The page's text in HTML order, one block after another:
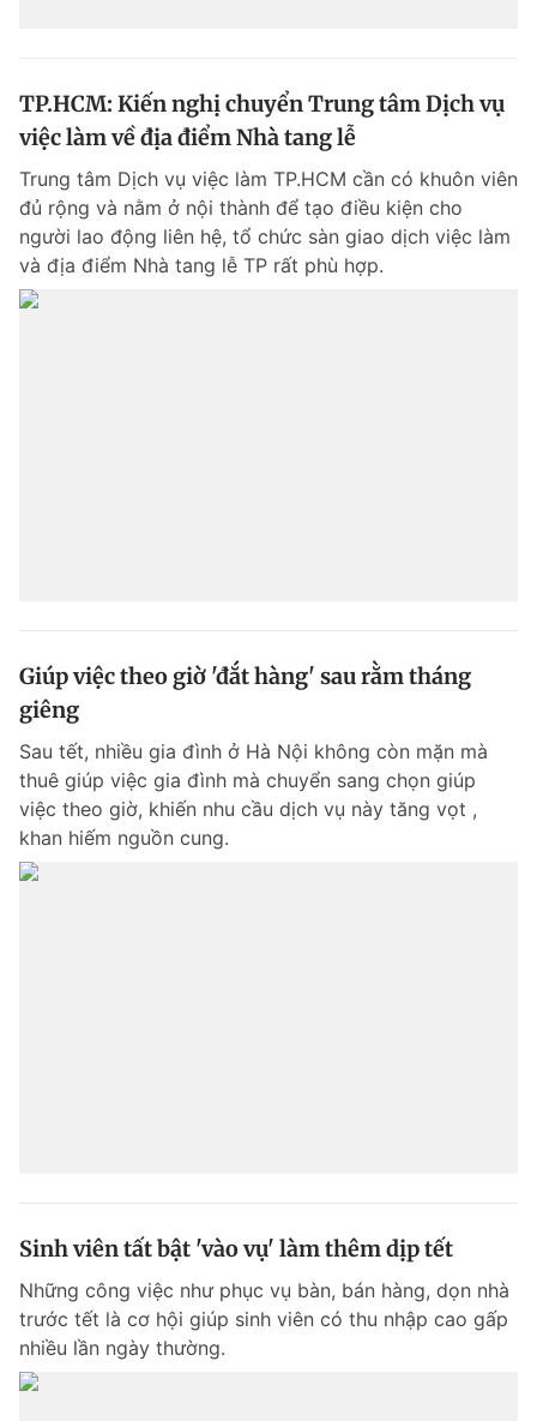
TP.HCM: Kiến nghị chuyển Trung tâm Dịch vụ
việc làm về địa điểm Nhà tang lễ
Trung tâm Dịch vụ việc làm TP.HCM cần có khuôn viên
đủ rộng và nằm ở nội thành để tạo điều kiện cho
người lao động liên hệ, tổ chức sàn giao dịch việc làm
và địa điểm Nhà tang lễ TP rất phù hợp.
Giúp việc theo giờ 'đắt hàng' sau rằm tháng
giêng
Sau tết, nhiều gia đình ở Hà Nội không còn mặn mà
thuê giúp việc gia đình mà chuyển sang chọn giúp
việc theo giờ, khiến nhu cầu dịch vụ này tăng vọt ,
khan hiếm nguồn cung.
Sinh viên tất bật 'vào vụ' làm thêm dịp tết
Những công việc như phục vụ bàn, bán hàng, dọn nhà
trước tết là cơ hội giúp sinh viên có thu nhập cao gấp
nhiều lần ngày thường.